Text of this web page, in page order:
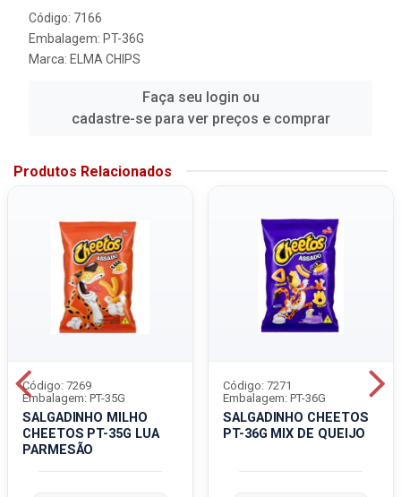
Código: 7166
Embalagem: PT-36G
Marca: ELMA CHIPS
Faça seu login ou
cadastre-se para ver preços e comprar
Produtos Relacionados
SALGADINHO MILHO
CHEETOS PT-35G LUA
PARMESÃO
Código: 7269
Embalagem: PT-35G
SALGADINHO CHEETOS
PT-36G MIX DE QUEIJO
Código: 7271
Embalagem: PT-36G